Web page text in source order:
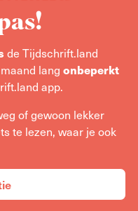
de Tijdschrift.land
lang onbeperkt
app.
of gewoon lekker
te lezen, waar je ook